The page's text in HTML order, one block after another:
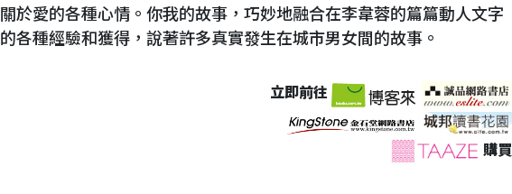
於愛的各種心情。你我的故事，巧妙地融合在李韋蓉的篇篇動人文字
各種經驗和獲得，說著許多真實發生在城市男女間的故事。
立即前往
購買